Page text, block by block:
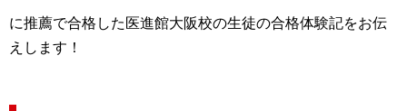
に推薦で合格した医進館大阪校の生徒の合格体験記をお伝
えします！